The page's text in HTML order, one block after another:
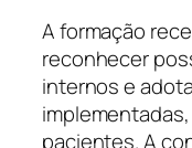
A formação
reconhecer
internos e
pacientes. A